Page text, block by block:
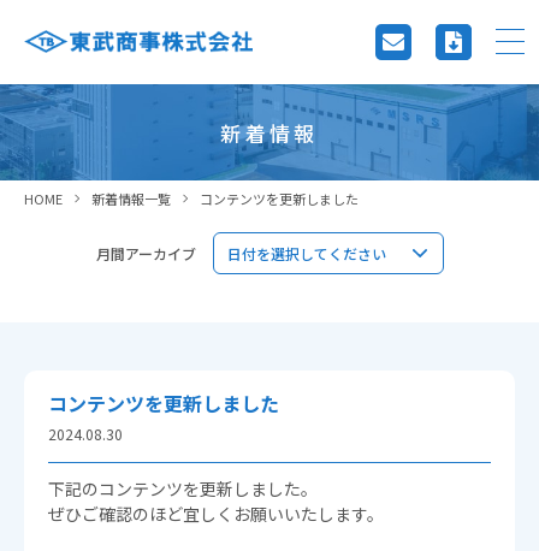
新着情報
HOME 新着情報一覧 コンテンツを更新しました
月間アーカイブ
コンテンツを更新しました
2024.08.30
下記のコンテンツを更新しました。
ぜひご確認のほど宜しくお願いいたします。